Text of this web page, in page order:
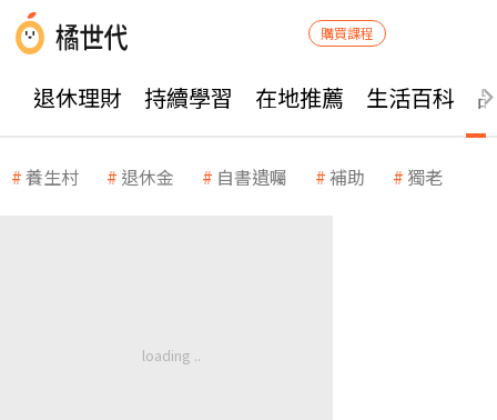
購買課程
退休理財 持續學習 在地推薦 生活百科
養生村 退休金 自書遺囑 補助 獨老